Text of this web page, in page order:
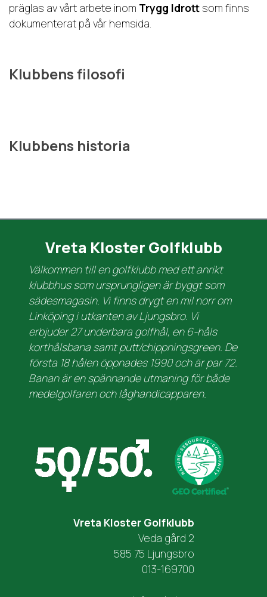
präglas av vårt arbete inom Trygg Idrott som finns
dokumenterat på vår hemsida.
Klubbens filosofi
Klubbens historia
Vreta Kloster Golfklubb
Välkommen till en golfklubb med ett anrikt
klubbhus som ursprungligen är byggt som
sädesmagasin. Vi finns drygt en mil norr om
Linköping i utkanten av Ljungsbro. Vi
erbjuder 27 underbara golfhål, en 6-håls
korthålsbana samt putt/chippningsgreen. De
första 18 hålen öppnades 1990 och är par 72.
Banan är en spännande utmaning för både
medelgolfaren och låghandicapparen.
Vreta Kloster Golfklubb
Veda gård 2
585 75 Ljungsbro
013-169700